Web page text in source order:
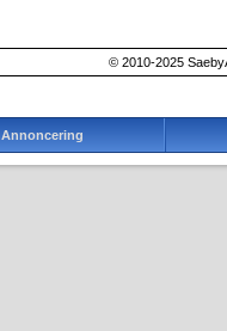
© 2010-2025
Annoncering